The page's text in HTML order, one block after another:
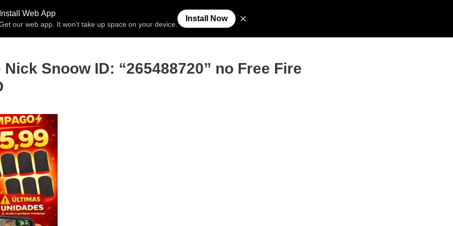
Free Fire Espaço Invisível Símbolos para Nick
Snoow ID: “265488720” no Free Fire